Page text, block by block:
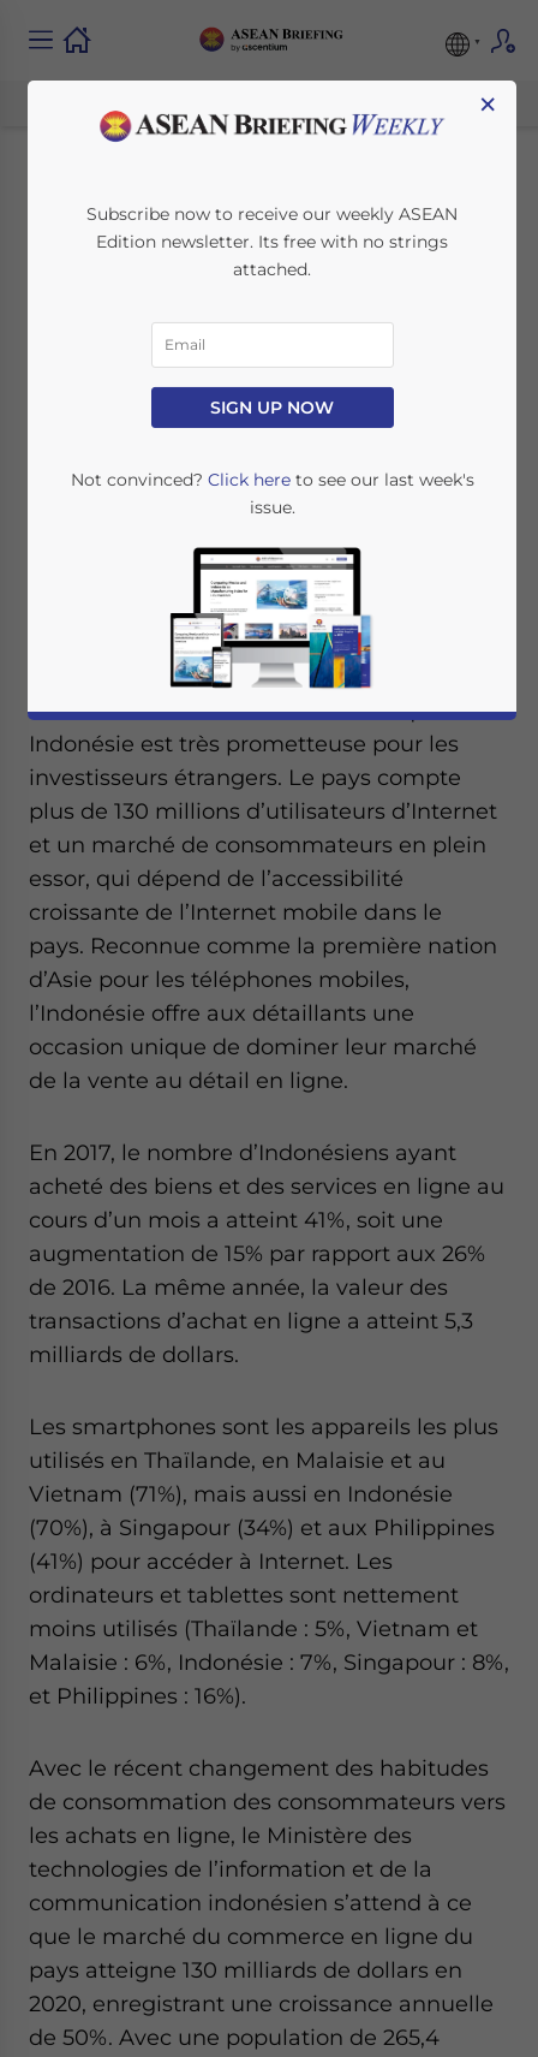
Secteur indonésien
du commerce
électronique –
potentiel de marché
et défis
May 20, 2019Posted by ASEAN Briefing
Dezan Shira & Associates
Fatma Gueye Dione
L’industrie du commerce électronique en
Indonésie est très prometteuse pour les
investisseurs étrangers. Le pays compte
plus de 130 millions d’utilisateurs d’Internet
et un marché de consommateurs en plein
essor, qui dépend de l’accessibilité
croissante de l’Internet mobile dans le
pays. Reconnue comme la première nation
d’Asie pour les téléphones mobiles,
l’Indonésie offre aux détaillants une
occasion unique de dominer leur marché
de la vente au détail en ligne.
En 2017, le nombre d’Indonésiens ayant
acheté des biens et des services en ligne au
cours d’un mois a atteint 41%, soit une
augmentation de 15% par rapport aux 26%
de 2016. La même année, la valeur des
transactions d’achat en ligne a atteint 5,3
milliards de dollars.
Les smartphones sont les appareils les plus
utilisés en Thaïlande, en Malaisie et au
Vietnam (71%), mais aussi en Indonésie
(70%), à Singapour (34%) et aux Philippines
(41%) pour accéder à Internet. Les
ordinateurs et tablettes sont nettement
moins utilisés (Thaïlande : 5%, Vietnam et
Malaisie : 6%, Indonésie : 7%, Singapour : 8%,
et Philippines : 16%).
Avec le récent changement des habitudes
de consommation des consommateurs vers
les achats en ligne, le Ministère des
technologies de l’information et de la
communication indonésien s’attend à ce
que le marché du commerce en ligne du
pays atteigne 130 milliards de dollars en
2020, enregistrant une croissance annuelle
de 50%. Avec une population de 265,4
×
Subscribe now to receive our weekly ASEAN
Edition newsletter. Its free with no strings
attached.
SIGN UP NOW
Not convinced? Click hereto see our last week's
issue.
Yes, I have read thePrivacy PolicyStatement for this